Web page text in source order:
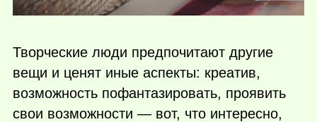
Творческие люди предпочитают другие
вещи и ценят иные аспекты: креатив,
возможность пофантазировать, проявить
свои возможности — вот, что интересно,